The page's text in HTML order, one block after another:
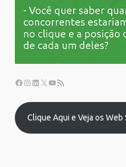
Clique Aqui e Veja os Web